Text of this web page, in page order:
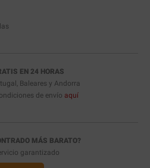
EN 24 HORAS
Baleares y Andorra
de envío aquí
MÁS BARATO?
garantizado